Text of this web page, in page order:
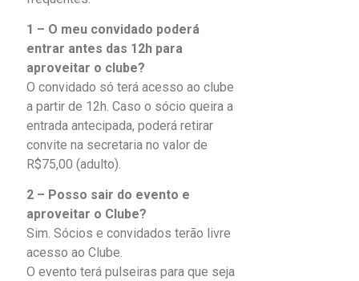
1 – O meu convidado poderá
entrar antes das 12h para
aproveitar o clube?
O convidado só terá acesso ao clube
a partir de 12h. Caso o sócio queira a
entrada antecipada, poderá retirar
convite na secretaria no valor de
R$75,00 (adulto).
2 – Posso sair do evento e
aproveitar o Clube?
Sim. Sócios e convidados terão livre
acesso ao Clube.
O evento terá pulseiras para que seja